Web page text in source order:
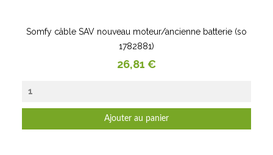
Somfy câble SAV nouveau moteur/ancienne batterie (so
1782881)
Prix
26,81 €
Ajouter au panier